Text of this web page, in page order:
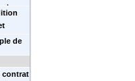
(Centre
de
contrat